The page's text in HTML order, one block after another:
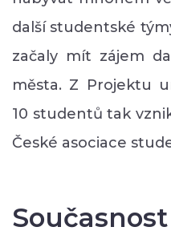
další studentské
začaly mít zájem
města. Z Projektu
10 studentů tak
České asociace
Současnost